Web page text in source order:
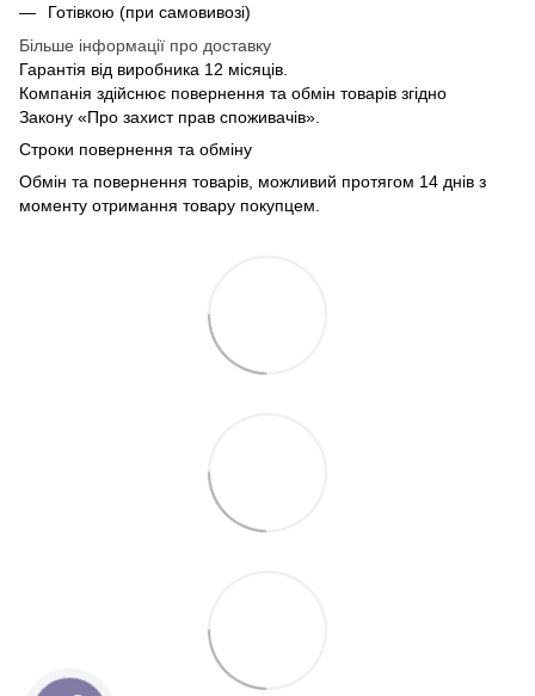
Готівкою (при самовивозі)
Більше інформації про доставку
Гарантія від виробника 12 місяців.
Компанія здійснює повернення та обмін товарів згідно
Закону «Про захист прав споживачів».
Строки повернення та обміну
Обмін та повернення товарів, можливий протягом 14 днів з
моменту отримання товару покупцем.